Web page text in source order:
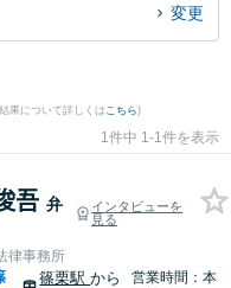
変更
果について詳しくは こちら)
1件中 1-1件を表示
吾 弁
インタビューを
見る
律事務所
篠栗駅から
営業時間：本